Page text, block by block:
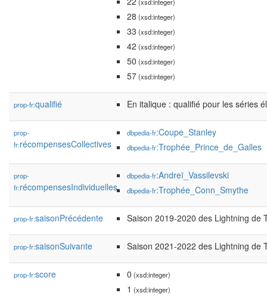
28 (xsd:integer)
33 (xsd:integer)
42 (xsd:integer)
50 (xsd:integer)
57(xsd:integer)
prop-fr:qualifié En italique : qualifié pour les séries
prop-
fr:récompensesCollectives
dbpedia-fr:Coupe_Stanley
dbpedia-fr:Trophée_Prince_de_Galles
prop-
fr:récompensesIndividuelles
dbpedia-fr:Andreï_Vassilevski
dbpedia-fr:Trophée_Conn_Smythe
prop-fr:saisonPrécédente Saison 2019-2020 des Lightning de
prop-fr:saisonSuivante Saison 2021-2022 des Lightning de
prop-fr:score 0 (xsd:integer)
1 (xsd:integer)